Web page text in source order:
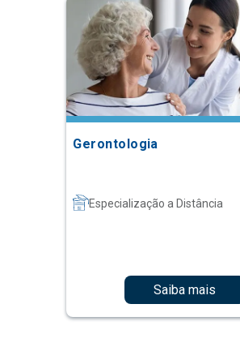
Gerontologia
Especialização a Distância
Saiba mais